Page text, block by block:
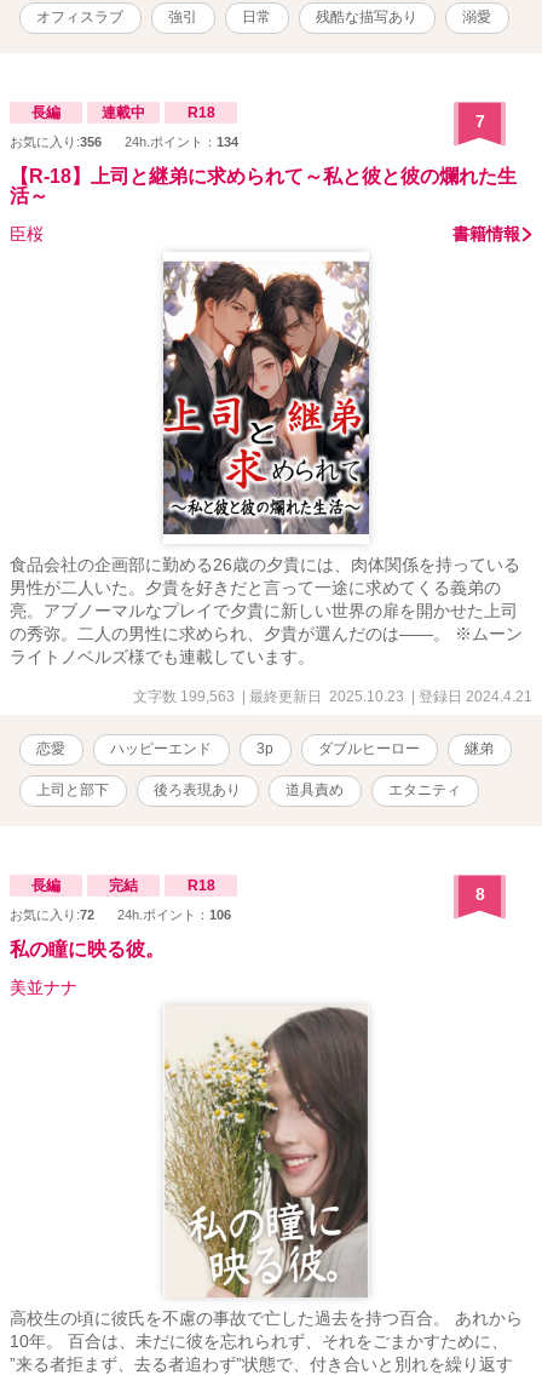
っていても、泪に恋愛感情がないこと。 などです。 一部近親相姦が
あります。苦手な方はご注意ください。
オフィスラブ 強引 日常 残酷な描写あり 溺愛
長編 連載中 R18
お気に入り:356 24h.ポイント： 134
7
【R-18】上司と継弟に求められて～私と彼と彼の爛れた生
活～
臣桜 書籍情報
食品会社の企画部に勤める26歳の夕貴には、肉体関係を持っている
男性が二人いた。夕貴を好きだと言って一途に求めてくる義弟の
亮。アブノーマルなプレイで夕貴に新しい世界の扉を開かせた上司
の秀弥。二人の男性に求められ、夕貴が選んだのは――。 ※ムーン
ライトノベルズ様でも連載しています。
文字数 199,563 | 最終更新日 2025.10.23 | 登録日 2024.4.21
恋愛 ハッピーエンド 3p ダブルヒーロー 継弟
上司と部下 後ろ表現あり 道具責め エタニティ
長編 完結 R18
お気に入り:72 24h.ポイント： 106
8
私の瞳に映る彼。
美並ナナ
高校生の頃に彼氏を不慮の事故で亡した過去を持つ百合。 あれから
10年。 百合は、未だに彼を忘れられず、それをごまかすために、
”来る者拒まず、去る者追わず”状態で、付き合いと別れを繰り返す